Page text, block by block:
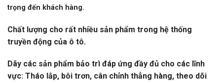
trọng đến khách hàng.
Chất lượng cho rất nhiều sản phẩm trong hệ thống
truyền động của ô tô.
Dãy các sản phẩm bảo trì đáp ứng đầy đủ cho các lĩnh
vực: Tháo lắp, bôi trơn, cân chỉnh thẳng hàng, theo dõi